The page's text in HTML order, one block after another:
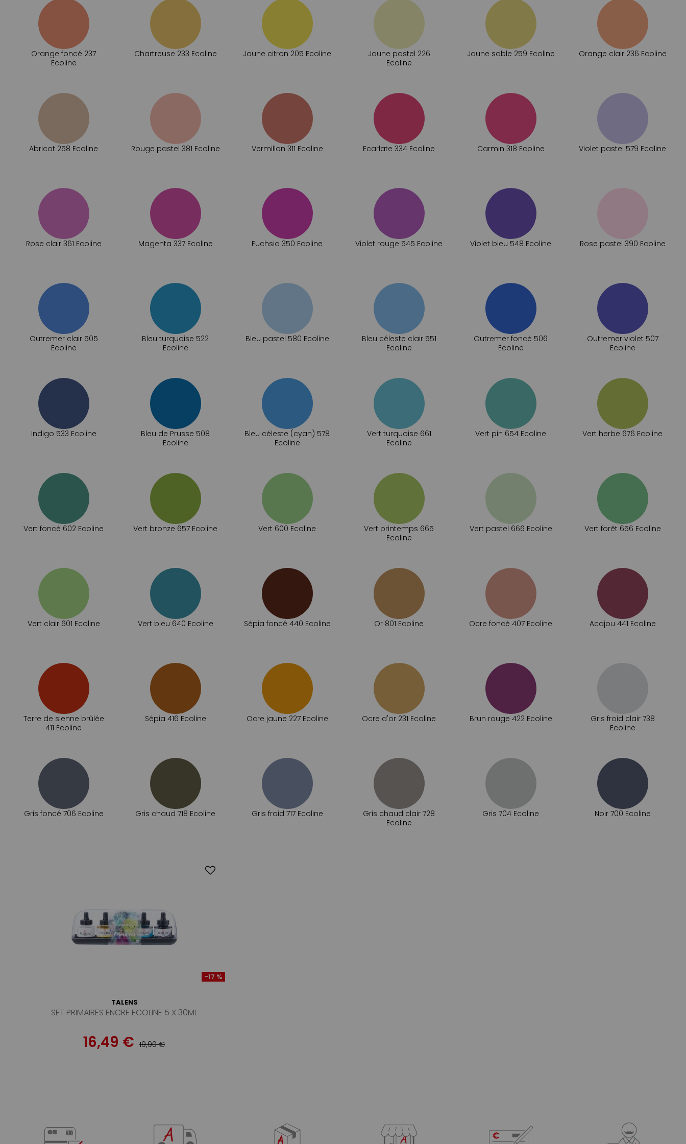
Orange foncé 237
Ecoline
Chartreuse 233 Ecoline Jaune citron 205 Ecoline
Jaune pastel 226
Ecoline
Jaune sable 259 Ecoline Orange clair 236 Ecoline
Abricot 258 Ecoline Rouge pastel 381 Ecoline Vermillon 311 Ecoline Ecarlate 334 Ecoline Carmin 318 Ecoline Violet pastel 579 Ecoline
Rose clair 361 Ecoline Magenta 337 Ecoline Fuchsia 350 Ecoline Violet rouge 545 Ecoline Violet bleu 548 Ecoline Rose pastel 390 Ecoline
Outremer clair 505
Ecoline
Bleu turquoise 522
Ecoline
Bleu pastel 580 Ecoline
Bleu céleste clair 551
Ecoline
Outremer foncé 506
Ecoline
Outremer violet 507
Ecoline
Indigo 533 Ecoline
Bleu de Prusse 508
Ecoline
Bleu céleste (cyan) 578
Ecoline
Vert turquoise 661
Ecoline
Vert pin 654 Ecoline Vert herbe 676 Ecoline
Vert foncé 602 Ecoline Vert bronze 657 Ecoline Vert 600 Ecoline
Vert printemps 665
Ecoline
Vert pastel 666 Ecoline Vert forêt 656 Ecoline
Vert clair 601 Ecoline Vert bleu 640 Ecoline Sépia foncé 440 Ecoline Or 801 Ecoline Ocre foncé 407 Ecoline Acajou 441 Ecoline
Terre de sienne brûlée
411 Ecoline
Sépia 416 Ecoline Ocre jaune 227 Ecoline Ocre d'or 231 Ecoline Brun rouge 422 Ecoline
Gris froid clair 738
Ecoline
Gris foncé 706 Ecoline Gris chaud 718 Ecoline Gris froid 717 Ecoline
Gris chaud clair 728
Ecoline
Gris 704 Ecoline Noir 700 Ecoline
-17 %
TALENS
SET PRIMAIRES ENCRE ECOLINE 5 X 30ML
16,49 € 19,90 €